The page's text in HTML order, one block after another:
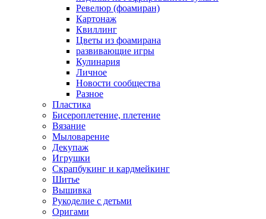
Ревелюр (фоамиран)
Картонаж
Квиллинг
Цветы из фоамирана
развивающие игры
Кулинария
Личное
Новости сообщества
Разное
Пластика
Бисероплетение, плетение
Вязание
Мыловарение
Декупаж
Игрушки
Скрапбукинг и кардмейкинг
Шитье
Вышивка
Рукоделие с детьми
Оригами